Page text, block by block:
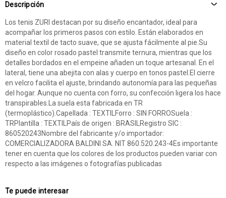
Descripción
Los tenis ZURI destacan por su diseño encantador, ideal para
acompañar los primeros pasos con estilo. Están elaborados en
material textil de tacto suave, que se ajusta fácilmente al pie.Su
diseño en color rosado pastel transmite ternura, mientras que los
detalles bordados en el empeine añaden un toque artesanal. En el
lateral, tiene una abejita con alas y cuerpo en tonos pastel.El cierre
en velcro facilita el ajuste, brindando autonomía para las pequeñas
del hogar. Aunque no cuenta con forro, su confección ligera los hace
transpirables.La suela esta fabricada en TR
(termoplástico).Capellada : TEXTILForro : SIN FORROSuela :
TRPlantilla : TEXTILPaís de origen : BRASILRegistro SIC :
860520243Nombre del fabricante y/o importador:
COMERCIALIZADORA BALDINI SA. NIT 860.520.243-4Es importante
tener en cuenta que los colores de los productos pueden variar con
respecto a las imágenes o fotografías publicadas
Te puede interesar